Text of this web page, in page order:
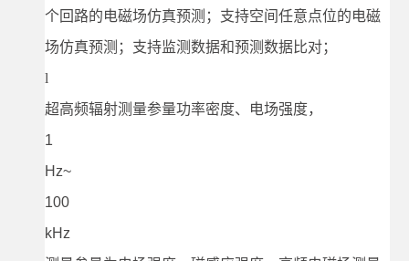
个回路的电磁场仿真预测；支持空间任意点位的电磁
场仿真预测；支持监测数据和预测数据比对；
l
超高频辐射测量参量功率密度、电场强度，
1
Hz~
100
kHz